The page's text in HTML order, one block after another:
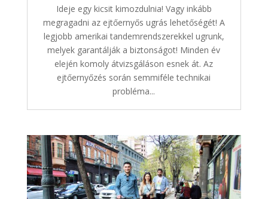
Ideje egy kicsit kimozdulnia! Vagy inkább
megragadni az ejtőernyős ugrás lehetőségét! A
legjobb amerikai tandemrendszerekkel ugrunk,
melyek garantálják a biztonságot! Minden év
elején komoly átvizsgáláson esnek át. Az
ejtőernyőzés során semmiféle technikai
probléma...